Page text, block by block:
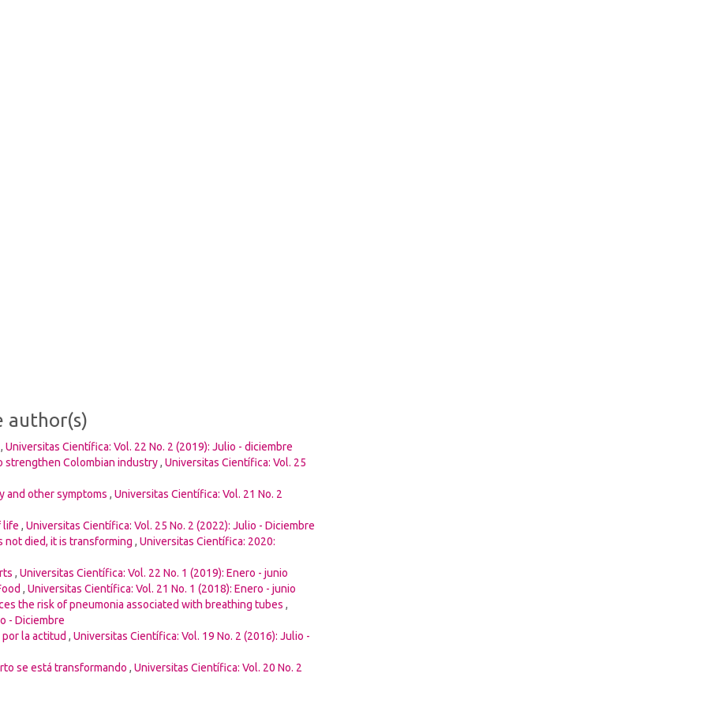
author(s)
, Universitas Científica: Vol. 22 No. 2 (2019): Julio - diciembre
strengthen Colombian industry, Universitas Científica: Vol. 25
and other symptoms , Universitas Científica: Vol. 21 No. 2
life , Universitas Científica: Vol. 25 No. 2 (2022): Julio - Diciembre
not died, it is transforming , Universitas Científica: 2020:
, Universitas Científica: Vol. 22 No. 1 (2019): Enero - junio
, Universitas Científica: Vol. 21 No. 1 (2018): Enero - junio
the risk of pneumonia associated with breathing tubes ,
- Diciembre
por la actitud , Universitas Científica: Vol. 19 No. 2 (2016): Julio -
se está transformando , Universitas Científica: Vol. 20 No. 2